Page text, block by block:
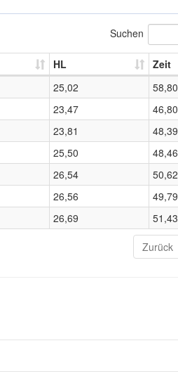
Suchen
HL
Zeit
25,02
58,80
23,47
46,80
23,81
48,39
25,50
48,46
26,54
50,62
26,56
49,79
26,69
51,43
Zurück